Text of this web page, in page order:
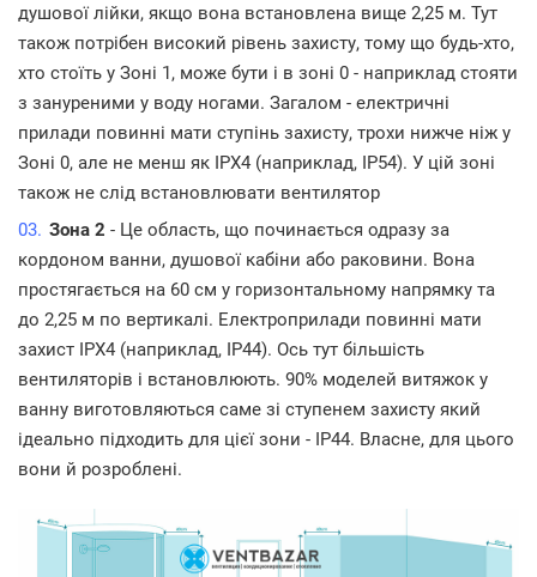
душової лійки, якщо вона встановлена ​​вище 2,25 м. Тут
також потрібен високий рівень захисту, тому що будь-хто,
хто стоїть у Зоні 1, може бути і в зоні 0 - наприклад стояти
з зануреними у воду ногами. Загалом - електричні
прилади повинні мати ступінь захисту, трохи нижче ніж у
Зоні 0, але не менш як IPX4 (наприклад, IP54). У цій зоні
також не слід встановлювати вентилятор
Зона 2 - Це область, що починається одразу за
кордоном ванни, душової кабіни або раковини. Вона
простягається на 60 см у горизонтальному напрямку та
до 2,25 м по вертикалі. Електроприлади повинні мати
захист IPX4 (наприклад, IP44). Ось тут більшість
вентиляторів і встановлюють. 90% моделей витяжок у
ванну виготовляються саме зі ступенем захисту який
ідеально підходить для цієї зони - IP44. Власне, для цього
вони й розроблені.